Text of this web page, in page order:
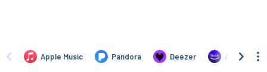
Apple Music Pandora Deezer Amazon